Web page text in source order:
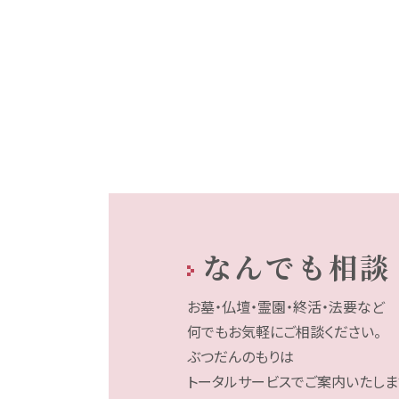
なんでも相談
お墓・仏壇・霊園・終活・法要など
何でもお気軽にご相談ください。
ぶつだんのもりは
トータルサービスでご案内いたしま